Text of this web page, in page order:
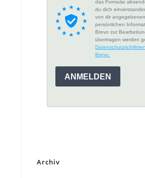
Archiv